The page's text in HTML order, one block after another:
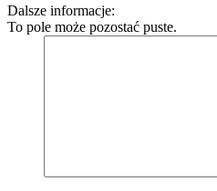
Dalsze informacje:
To pole może pozostać puste.